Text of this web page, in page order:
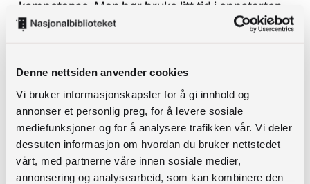
Denne nettsiden anvender cookies
Vi bruker informasjonskapsler for å gi innhold og
annonser et personlig preg, for å levere sosiale
mediefunksjoner og for å analysere trafikken vår. Vi deler
dessuten informasjon om hvordan du bruker nettstedet
vårt, med partnerne våre innen sosiale medier,
annonsering og analysearbeid, som kan kombinere den
kompetanse. Man bør bruke litt tid i oppstarten
av et samarbeid til å avklare hvilke forventninger
grunntrekk ved mange samarbeid i bibliotekene
er nettopp deltakernes ulike bakgrunn og
erfaring. Dette er en styrke, men det er viktig å
avklare roller slik at alle blir sett og kan bidra på
en best mulig måte. Samtidig er det viktig å
huske at tillitsbygging tar tid, og det finnes ikke